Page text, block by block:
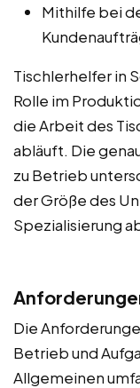
Mithilfe bei
Tischlerhelfer in
Rolle im
die Arbeit des
abläuft. Die
zu Betrieb
der Größe des
Spezialisierung
Die
Betrieb und
Allgemeinen